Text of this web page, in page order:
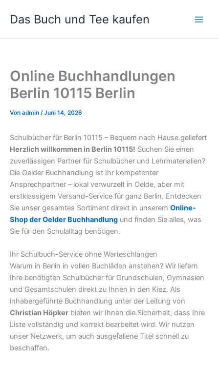
InhaltDas Buch und Tee kaufen
Online Buchhandlungen
Berlin 10115 Berlin
Von admin /Juni 14, 2026
Schulbücher für Berlin 10115 – Bequem nach Hause geliefert
Herzlich willkommen in Berlin 10115! Suchen Sie einen
zuverlässigen Partner für Schulbücher und Lehrmaterialien?
Die Oelder Buchhandlung ist Ihr kompetenter
Ansprechpartner – lokal verwurzelt in Oelde, aber mit
erstklassigem Versand-Service für ganz Berlin. Entdecken
Sie unser gesamtes Sortiment direkt in unserem Online-
Shop der Oelder Buchhandlung und finden Sie alles, was
Sie für den Schulalltag benötigen.
Ihr Schulbuch-Service ohne Warteschlangen
Warum in Berlin in vollen Buchläden anstehen? Wir liefern
Ihre benötigten Schulbücher für Grundschulen, Gymnasien
und Gesamtschulen direkt zu Ihnen in den Kiez. Als
inhabergeführte Buchhandlung unter der Leitung von
Christian Höpker bieten wir Ihnen die Sicherheit, dass Ihre
Liste vollständig und korrekt bearbeitet wird. Wir nutzen
unser Netzwerk, um auch ausgefallene Titel schnell zu
beschaffen.